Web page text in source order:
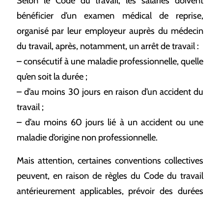
bénéficier d’un examen médical de reprise,
organisé par leur employeur auprès du médecin
du travail, après, notamment, un arrêt de travail :
– consécutif à une maladie professionnelle, quelle
qu’en soit la durée ;
– d’au moins 30 jours en raison d’un accident du
travail ;
– d’au moins 60 jours lié à un accident ou une
maladie d’origine non professionnelle.
Mais attention, certaines conventions collectives
peuvent, en raison de règles du Code du travail
antérieurement applicables, prévoir des durées